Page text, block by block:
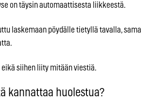
on täysin automaattisesta liikkeestä.
laskemaan pöydälle tietyllä tavalla, sama
eikä siihen liity mitään viestiä.
kannattaa huolestua?